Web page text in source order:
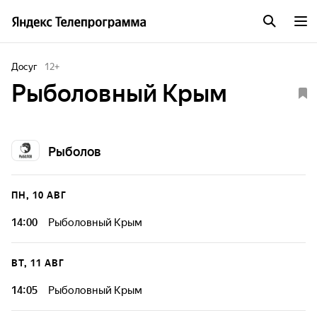
Досуг 12+
Рыболовный Крым
Рыболов
ПН, 10 АВГ
14:00 Рыболовный Крым
ВТ, 11 АВГ
14:05 Рыболовный Крым